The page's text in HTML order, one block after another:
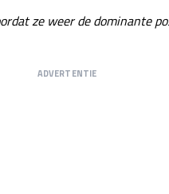
ze weer de dominante
ADVERTENTIE